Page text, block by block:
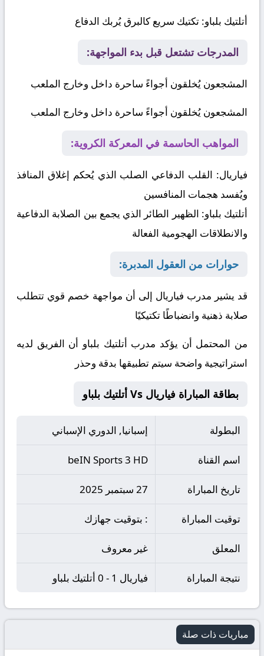
أتلتيك بلباو: تكتيك سريع كالبرق يُربك الدفاع
المدرجات تشتعل قبل بدء المواجهة:
المشجعون يُخلقون أجواءً ساحرة داخل وخارج الملعب
المشجعون يُخلقون أجواءً ساحرة داخل وخارج الملعب
المواهب الحاسمة في المعركة الكروية:
فياريال: القلب الدفاعي الصلب الذي يُحكم إغلاق المنافذ
ويُفسد هجمات المنافسين
أتلتيك بلباو: الظهير الطائر الذي يجمع بين الصلابة الدفاعية
والانطلاقات الهجومية الفعالة
حوارات من العقول المدبرة:
قد يشير مدرب فياريال إلى أن مواجهة خصم قوي تتطلب
صلابة ذهنية وانضباطًا تكتيكيًا
من المحتمل أن يؤكد مدرب أتلتيك بلباو أن الفريق لديه
استراتيجية واضحة سيتم تطبيقها بدقة وحذر
بطاقة المباراة فياريال Vs أتلتيك بلباو
البطولة إسبانيا, الدوري الإسباني
اسم القناة beIN Sports 3 HD
تاريخ المباراة 27 سبتمبر 2025
توقيت المباراة : بتوقيت جهازك
المعلق غير معروف
نتيجة المباراة فياريال 1 - 0 أتلتيك بلباو
مباريات ذات صلة